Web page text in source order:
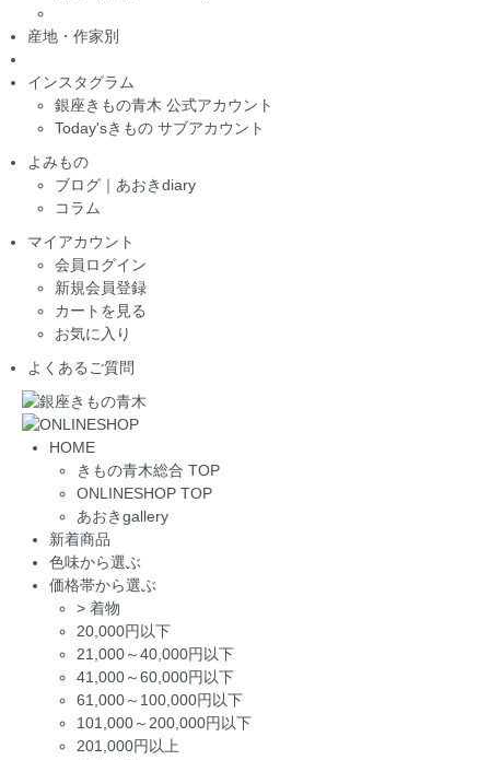
産地・作家別
インスタグラム
銀座きもの青木 公式アカウント
Today'sきもの サブアカウント
よみもの
ブログ｜あおきdiary
コラム
マイアカウント
会員ログイン
新規会員登録
カートを見る
お気に入り
よくあるご質問
HOME
きもの青木総合 TOP
ONLINESHOP TOP
あおきgallery
新着商品
色味から選ぶ
価格帯から選ぶ
> 着物
20,000円以下
21,000～40,000円以下
41,000～60,000円以下
61,000～100,000円以下
101,000～200,000円以下
201,000円以上